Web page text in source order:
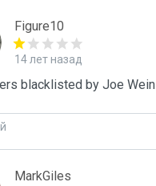
Figure10
14 лет назад
blacklisted by Joe Wein
MarkGiles